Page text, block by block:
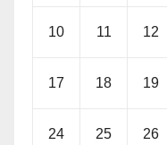
10 11 12
17 18 19
24 25 26